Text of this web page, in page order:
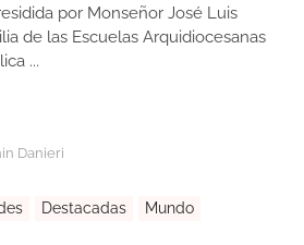
por Monseñor José Luis
de las Escuelas Arquidiocesanas
...
Danieri
Destacadas
Mundo